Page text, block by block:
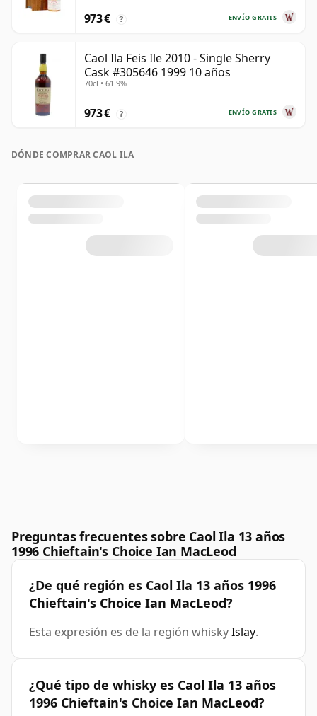
ENVÍO GRATIS
973 € ?
Caol Ila Feis Ile 2010 - Single Sherry
Cask #305646 1999 10 años
70cl • 61.9%
ENVÍO GRATIS
973 € ?
DÓNDE COMPRAR CAOL ILA
Preguntas frecuentes sobre Caol Ila 13 años
1996 Chieftain's Choice Ian MacLeod
¿De qué región es Caol Ila 13 años 1996
Chieftain's Choice Ian MacLeod?
Esta expresión es de la región whiskyIslay.
¿Qué tipo de whisky es Caol Ila 13 años
1996 Chieftain's Choice Ian MacLeod?